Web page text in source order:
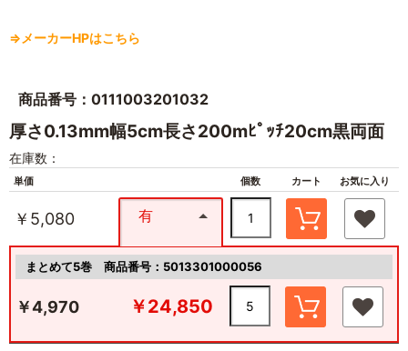
⇒メーカーHPはこちら
商品番号：0111003201032
厚さ0.13mm幅5cm長さ200mﾋﾟｯﾁ20cm黒両面
在庫数：
単価 個数 カート お気に入り
￥5,080 有
まとめて5巻 商品番号：5013301000056
￥4,970 ￥24,850